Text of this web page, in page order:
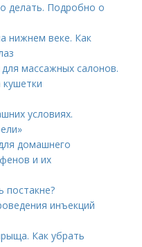
делать. Подробно о
нижнем веке. Как
массажных салонов.
условиях.
домашнего
и их
постакне?
инъекций
Как убрать